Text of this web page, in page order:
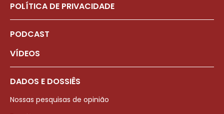
POLÍTICA DE PRIVACIDADE
PODCAST
VÍDEOS
DADOS E DOSSIÊS
Nossas pesquisas de opinião